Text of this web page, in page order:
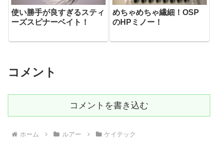
使い勝手が良すぎるスティ
ーズスピナーベイト！
めちゃめちゃ繊細！OSP
のHPミノー！
コメント
コメントを書き込む
ホーム ルアー ケイテック